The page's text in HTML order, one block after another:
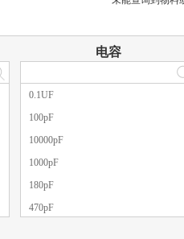
电容
0.1UF
100pF
10000pF
1000pF
180pF
470pF